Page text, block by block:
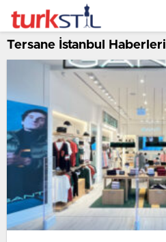
Tersane İstanbul Haberleri